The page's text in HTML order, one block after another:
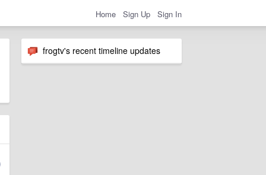
Home Sign Up Sign In
frogtv's recent timeline updates